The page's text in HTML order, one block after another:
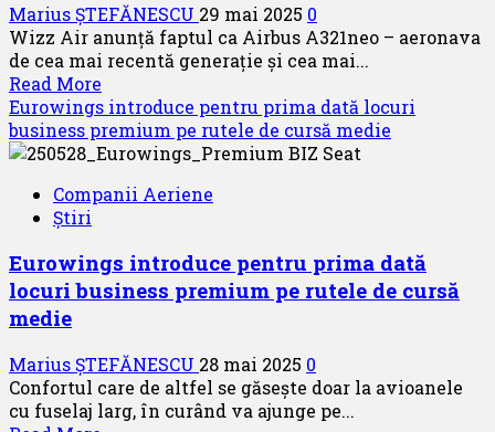
trei
companii
aeriene
Marius ȘTEFĂNESCU 29 mai 2025 0
Wizz Air anunță faptul ca Airbus A321neo – aeronava
de cea mai recentă generație și cea mai...
Read More
more
about
Wizz
–
zero
emisii
inovarea
flotei
Eurowings introduce pentru prima dată locuri
business premium pe rutele de cursă medie
Companii Aeriene
Știri
Eurowings introduce pentru prima dată
locuri business premium pe rutele de cursă
medie
Marius ȘTEFĂNESCU 28 mai 2025 0
Confortul care de altfel se găsește doar la avioanele
cu fuselaj larg, în curând va ajunge pe...